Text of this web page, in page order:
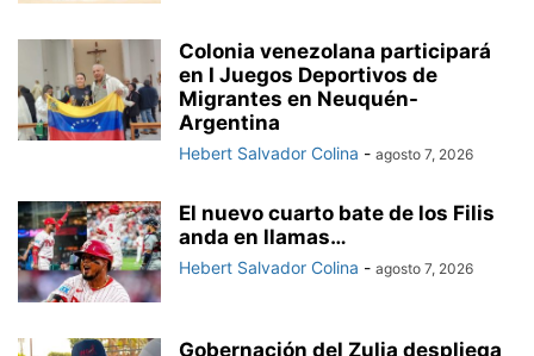
Colonia venezolana participará
en I Juegos Deportivos de
Migrantes en Neuquén-
Argentina
Hebert Salvador Colina - agosto 7, 2026
El nuevo cuarto bate de los Filis
anda en llamas…
Hebert Salvador Colina - agosto 7, 2026
Gobernación del Zulia despliega